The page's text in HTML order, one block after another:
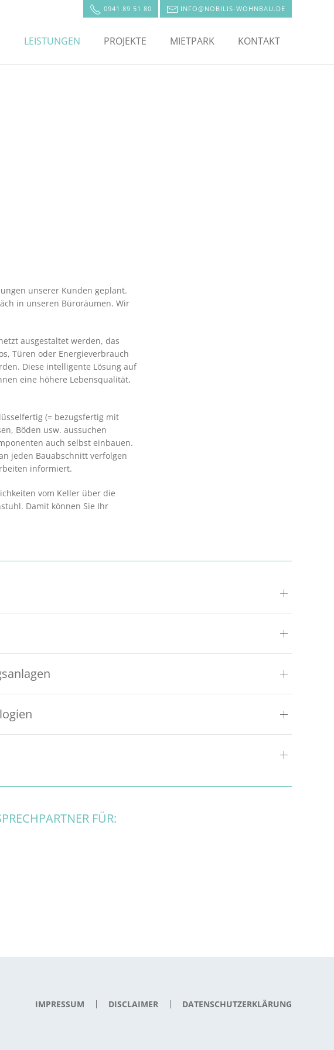
0941 89 51 80 INFO@NOBILIS-WOHNBAU.DE
LEISTUNGEN PROJEKTE MIETPARK KONTAKT
unserer Kunden geplant.
in unseren Büroräumen. Wir
ausgestaltet werden, das
Türen oder Energieverbrauch
Diese intelligente Lösung auf
eine höhere Lebensqualität,
(= bezugsfertig mit
Böden usw. aussuchen
auch selbst einbauen.
jeden Bauabschnitt verfolgen
informiert.
vom Keller über die
Damit können Sie Ihr
FÜR:
IMPRESSUM DISCLAIMER DATENSCHUTZERKLÄRUNG